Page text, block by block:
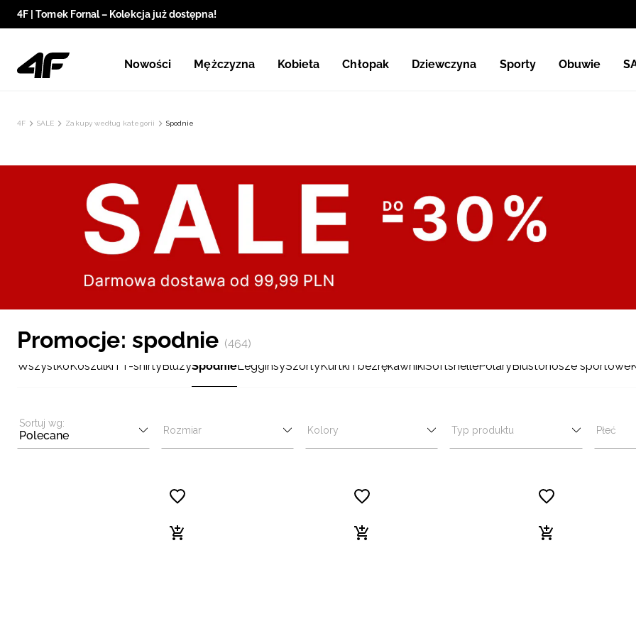
4F | Tomek Fornal – Kolekcja już dostępna!
Nowości Mężczyzna Kobieta Chłopak Dziewczyna Sporty Obuwie
4F SALE Zakupy według kategorii Spodnie
Promocje: spodnie (464)
WszystkoKoszulki i T-shirtyBluzySpodnieLegginsySzortyKurtki i bezrękawnikiSoftshellePolaryBiustonosze sportowe
Sortuj wg:
Polecane Rozmiar Kolory Typ produktu Płeć